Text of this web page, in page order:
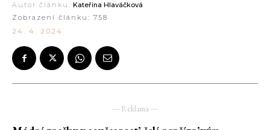
Autor článku: Kateřina Hlaváčková
Zobrazení článku: 758
24. 4. 2024
― Reklama ―